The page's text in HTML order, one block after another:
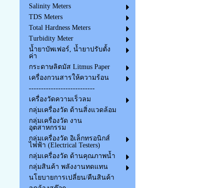
Salinity Meters
TDS Meters
Total Hardness Meters
Turbidity Meter
น้ำยาบัพเฟอร์, น้ำยาปรับตั้ง
ค่า
กระดาษลิตมัส Litmus Paper
เครื่องกวนสารให้ความร้อน
---------------------------
เครื่องวัดความเร็วลม
กลุ่มเครื่องวัด ด้านสิ่งแวดล้อม
กลุ่มเครื่องวัด งาน
อุตสาหกรรม
กลุ่มเครื่องวัด อิเล็กทรอนิกส์
ไฟฟ้า (Electrical Testers)
กลุ่มเครื่องวัด ด้านคุณภาพน้ำ
กลุ่มสินค้า พลังงานทดแทน
นโยบายการเปลี่ยน/คืนสินค้า